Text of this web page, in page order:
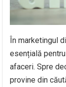
În marketingul
esențială
afaceri. Spre
provine din